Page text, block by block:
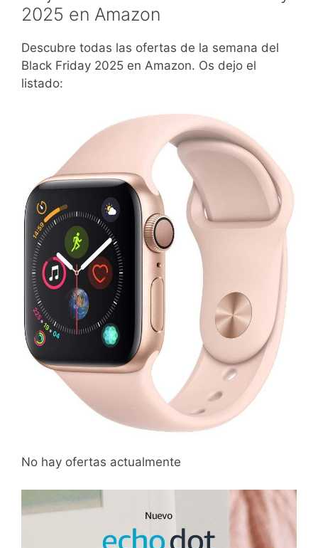
2025 en Amazon
Descubre todas las ofertas de la semana del
Black Friday 2025 en Amazon. Os dejo el
listado:
No hay ofertas actualmente